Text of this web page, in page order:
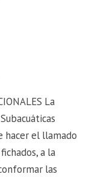
La
hacer el llamado
a la
las